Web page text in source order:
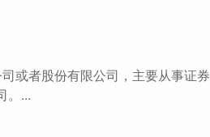
或者股份有限公司，主要从事证券
。...